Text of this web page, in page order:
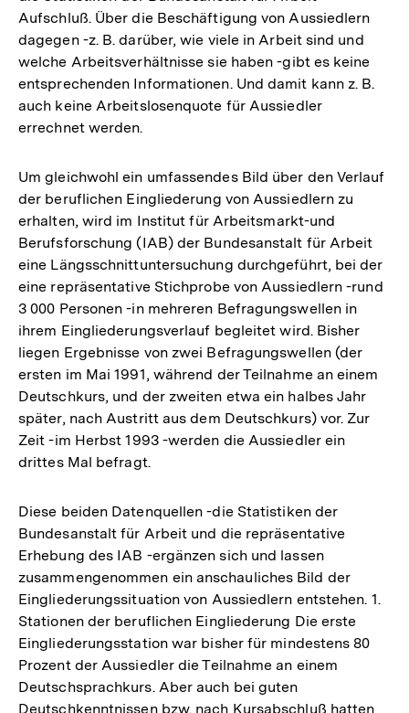
Aufschluß. Über die Beschäftigung von Aussiedlern
dagegen -z. B. darüber, wie viele in Arbeit sind und
welche Arbeitsverhältnisse sie haben -gibt es keine
entsprechenden Informationen. Und damit kann z. B.
auch keine Arbeitslosenquote für Aussiedler
errechnet werden.
Um gleichwohl ein umfassendes Bild über den Verlauf
der beruflichen Eingliederung von Aussiedlern zu
erhalten, wird im Institut für Arbeitsmarkt-und
Berufsforschung (IAB) der Bundesanstalt für Arbeit
eine Längsschnittuntersuchung durchgeführt, bei der
eine repräsentative Stichprobe von Aussiedlern -rund
3 000 Personen -in mehreren Befragungswellen in
ihrem Eingliederungsverlauf begleitet wird. Bisher
liegen Ergebnisse von zwei Befragungswellen (der
ersten im Mai 1991, während der Teilnahme an einem
Deutschkurs, und der zweiten etwa ein halbes Jahr
später, nach Austritt aus dem Deutschkurs) vor. Zur
Zeit -im Herbst 1993 -werden die Aussiedler ein
drittes Mal befragt.
Diese beiden Datenquellen -die Statistiken der
Bundesanstalt für Arbeit und die repräsentative
Erhebung des IAB -ergänzen sich und lassen
zusammengenommen ein anschauliches Bild der
Eingliederungssituation von Aussiedlern entstehen. 1.
Stationen der beruflichen Eingliederung Die erste
Eingliederungsstation war bisher für mindestens 80
Prozent der Aussiedler die Teilnahme an einem
Deutschsprachkurs. Aber auch bei guten
Deutschkenntnissen bzw. nach Kursabschluß hatten